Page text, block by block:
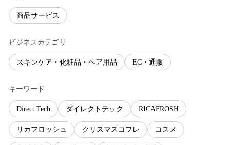
商品サービス
ビジネスカテゴリ
スキンケア・化粧品・ヘア用品 EC・通販
キーワード
Direct Tech ダイレクトテック RICAFROSH
リカフロッシュ クリスマスコフレ コスメ